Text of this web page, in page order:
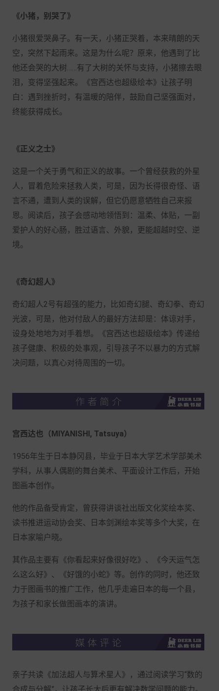
《小猪，别哭了》
小猪很爱哭鼻子。有一天，小猪正哭着，本来晴朗的天
空，突然下起雨来。这是为什么呢？原来，他遇到了比
他还会哭的大树 ……有了大树的关怀与支持，小猪擦去眼
泪，变得坚强起来。《宫西达也超级绘本》让孩子明
白：遇到挫折时，有温暖的陪伴，鼓励自己坚强面对，
终能获得成长。
《正义之士》
这是一个关于勇气和正义的故事。一个曾经获救的外星
人，冒着危险来拯救人类，可是，因为长得很奇怪、语
言不通，遭到人类的误解，但它仍愿意牺牲自己来报
恩。阅读后，孩子会感动地领悟到：温柔、体贴，一副
爱护人的好心肠，胜过语言、外貌，更能超越时空、逆
境。
《奇幻超人》
奇幻超人 2号有超强的能力，比如奇幻腿、奇幻拳、奇幻
光波，可是，他对付敌人的最好方法却是：体谅对手，
设身处地地为对手着想。《宫西达也超级绘本》传递给
孩子健康、积极的处事观，引导孩子不以暴力的方式解
决问题，以真心对待周围的一切。
宫西达也（MIYANISHI, Tatsuya）
1956年生于日本静冈县，毕业于日本大学艺术学部美术
学科，从事人偶剧的舞台美术、平面设计工作后，开始
图画本创作。
他的作品备受肯定，曾获得讲谈社出版文化奖绘本奖、
读书推进运动协会奖、日本剑渊绘本奖等多个大奖，在
日本家喻户晓。
其作品主要有《你看起来好像很好吃》、《今天运气怎
么这么好》、《好饿的小蛇》等。创作的同时，他还致
力于图画书的推广工作，他几乎走遍日本的每一个县，
为孩子和家长做图画本的演讲。
亲子共读《加法超人与算术星人》，通过阅读学习 “数的